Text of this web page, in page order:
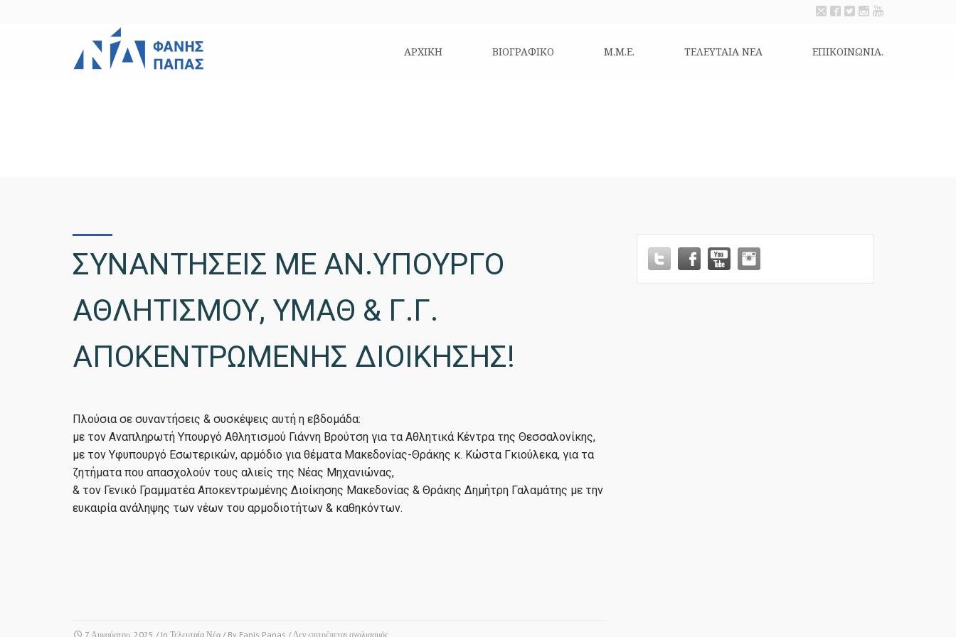
ΑΡΧΙΚΗ ΒΙΟΓΡΑΦΙΚΌ Μ.Μ.Ε. ΤΕΛΕΥΤΑΙΑ ΝΕΑ ΕΠΙΚΟΙΝΩΝΊΑ.
ΣΥΝΑΝΤΗΣΕΙΣ ΜΕ ΑΝ.ΥΠΟΥΡΓΟ
ΑΘΛΗΤΙΣΜΟΥ, ΥΜΑΘ & Γ.Γ.
ΑΠΟΚΕΝΤΡΩΜΕΝΗΣ ΔΙΟΙΚΗΣΗΣ!
Πλούσια σε συναντήσεις & συσκέψεις αυτή η εβδομάδα:
με τον Αναπληρωτή Υπουργό Αθλητισμού Γιάννη Βρούτση για τα Αθλητικά Κέντρα της Θεσσαλονίκης,
με τον Υφυπουργό Εσωτερικών, αρμόδιο για θέματα Μακεδονίας-Θράκης κ. Κώστα Γκιούλεκα, για τα
ζητήματα που απασχολούν τους αλιείς της Νέας Μηχανιώνας,
& τον Γενικό Γραμματέα Αποκεντρωμένης Διοίκησης Μακεδονίας & Θράκης Δημήτρη Γαλαμάτης με την
ευκαιρία ανάληψης των νέων του αρμοδιοτήτων & καθηκόντων.
7 Αυγούστου, 2025 / In Τελευταία Νέα / By Fanis Papas / Δεν επιτρέπεται σχολιασμόςστο